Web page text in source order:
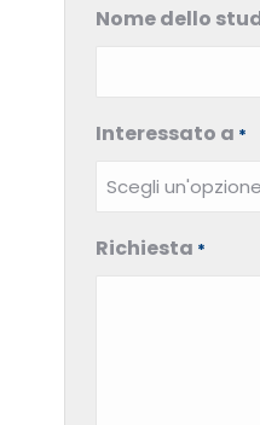
Nome dello
Interessato a *
Richiesta *